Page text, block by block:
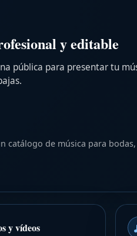
y editable
pública para presentar tu
catálogo de música para
y vídeos